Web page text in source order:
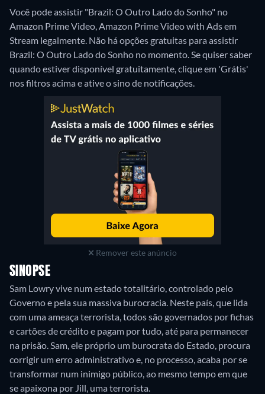
Você pode assistir "Brazil: O Outro Lado do Sonho" no
Amazon Prime Video, Amazon Prime Video with Ads em
Stream legalmente. Não há opções gratuitas para assistir
Brazil: O Outro Lado do Sonho no momento. Se quiser saber
quando estiver disponível gratuitamente, clique em 'Grátis'
nos filtros acima e ative o sino de notificações.
Remover este anúncio
SINOPSE
Sam Lowry vive num estado totalitário, controlado pelo
Governo e pela sua massiva burocracia. Neste país, que lida
com uma ameaça terrorista, todos são governados por fichas
e cartões de crédito e pagam por tudo, até para permanecer
na prisão. Sam, ele próprio um burocrata do Estado, procura
corrigir um erro administrativo e, no processo, acaba por se
transformar num inimigo público, ao mesmo tempo em que
se apaixona por Jill, uma terrorista.